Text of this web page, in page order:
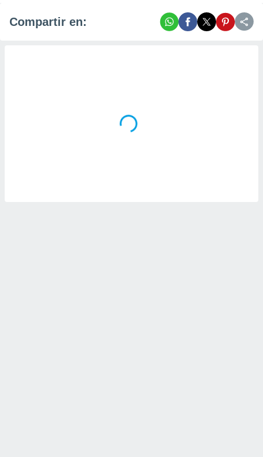
Compartir en: